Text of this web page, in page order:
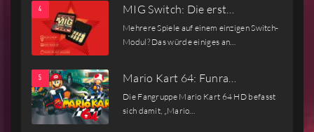
MIG Switch: Die erst…
Mehrere Spiele auf einem einzigen Switch-
Modul? Das würde einiges an…
Mario Kart 64: Funra…
Die Fangruppe Mario Kart 64 HD befasst
sich damit, „Mario…